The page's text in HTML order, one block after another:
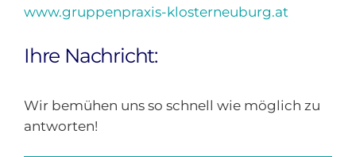
www.gruppenpraxis-klosterneuburg.at
Ihre Nachricht:
Wir bemühen uns so schnell wie möglich zu
antworten!